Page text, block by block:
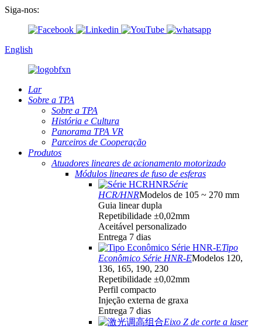
Siga-nos:
English
Lar
Sobre a TPA
Sobre a TPA
História e Cultura
Panorama TPA VR
Parceiros de Cooperação
Produtos
Atuadores lineares de acionamento motorizado
Módulos lineares de fuso de esferas
Série
HCR/HNRModelos de 105 ~ 270 mm
Guia linear dupla
Repetibilidade ±0,02mm
Aceitável personalizado
Entrega 7 dias
Tipo
Econômico Série HNR-EModelos 120,
136, 165, 190, 230
Repetibilidade ±0,02mm
Perfil compacto
Injeção externa de graxa
Entrega 7 dias
Eixo Z de corte a laser